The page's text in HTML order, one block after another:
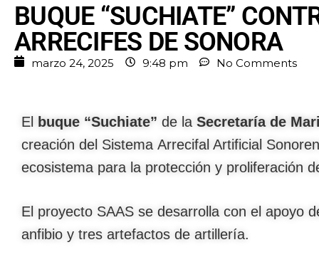
BUQUE “SUCHIATE”
ARRECIFES DE SONORA
marzo 24, 2025 9:48 pm No Comments
El buque “Suchiate” de la Secretaría de
creación del Sistema Arrecifal Artificial
ecosistema para la protección y proliferación
El proyecto SAAS se desarrolla con el apoyo
anfibio y tres artefactos de artillería.